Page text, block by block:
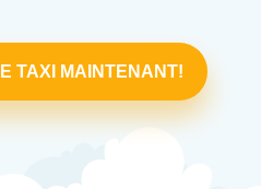
TAXI MAINTENANT!